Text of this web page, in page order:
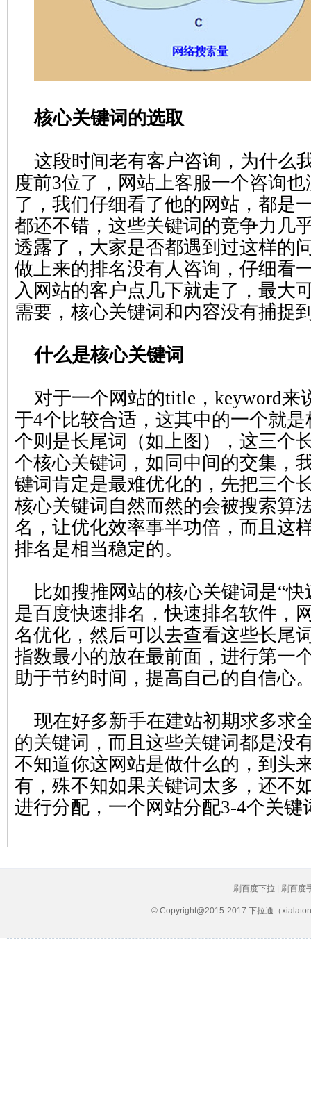
核心关键词的选取
这段时间老有客户咨询，为什么
度前3位了，网站上客服一个咨询
了，我们仔细看了他的网站，都是
都还不错，这些关键词的竞争力几
透露了，大家是否都遇到过这样的
做上来的排名没有人咨询，仔细看
入网站的客户点几下就走了，最大
需要，核心关键词和内容没有捕捉
什么是核心关键词
对于一个网站的title，keyword来
于4个比较合适，这其中的一个就
个则是长尾词（如上图），这三个
个核心关键词，如同中间的交集，
键词肯定是最难优化的，先把三个
核心关键词自然而然的会被搜索算
名，让优化效率事半功倍，而且这
排名是相当稳定的。
比如搜推网站的核心关键词是“快
是百度快速排名，快速排名软件，
名优化，然后可以去查看这些长尾
指数最小的放在最前面，进行第一
助于节约时间，提高自己的自信心
现在好多新手在建站初期求多求
的关键词，而且这些关键词都是没
不知道你这网站是做什么的，到头
有，殊不知如果关键词太多，还不
进行分配，一个网站分配3-4个关键
刷百度下拉 | 刷百度
© Copyright@2015-2017 下拉通（